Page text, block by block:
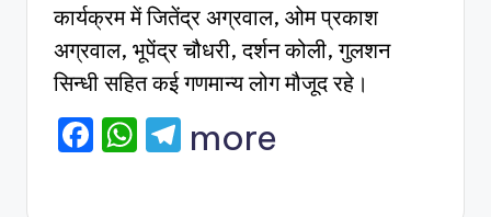
कार्यक्रम में जितेंद्र अग्रवाल, ओम प्रकाश
अग्रवाल, भूपेंद्र चौधरी, दर्शन कोली, गुलशन
सिन्धी सहित कई गणमान्य लोग मौजूद रहे।
F
W T
more